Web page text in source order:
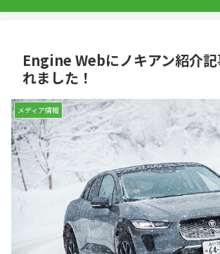
Engine Webにノキアン紹介
れました！
メディア情報